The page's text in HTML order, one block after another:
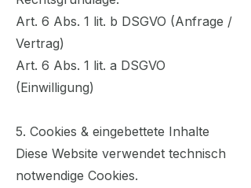
Art. 6 Abs. 1 lit. b DSGVO (Anfrage /
Vertrag)
Art. 6 Abs. 1 lit. a DSGVO
(Einwilligung)
5. Cookies & eingebettete Inhalte
Diese Website verwendet technisch
notwendige Cookies.